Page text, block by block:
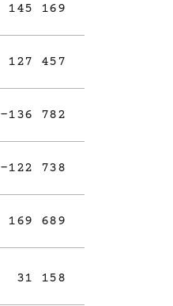
145 169
127 457
-136 782
-122 738
169 689
31 158